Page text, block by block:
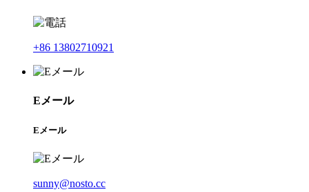
+86 13802710921
Eメール
Eメール
sunny@nosto.cc